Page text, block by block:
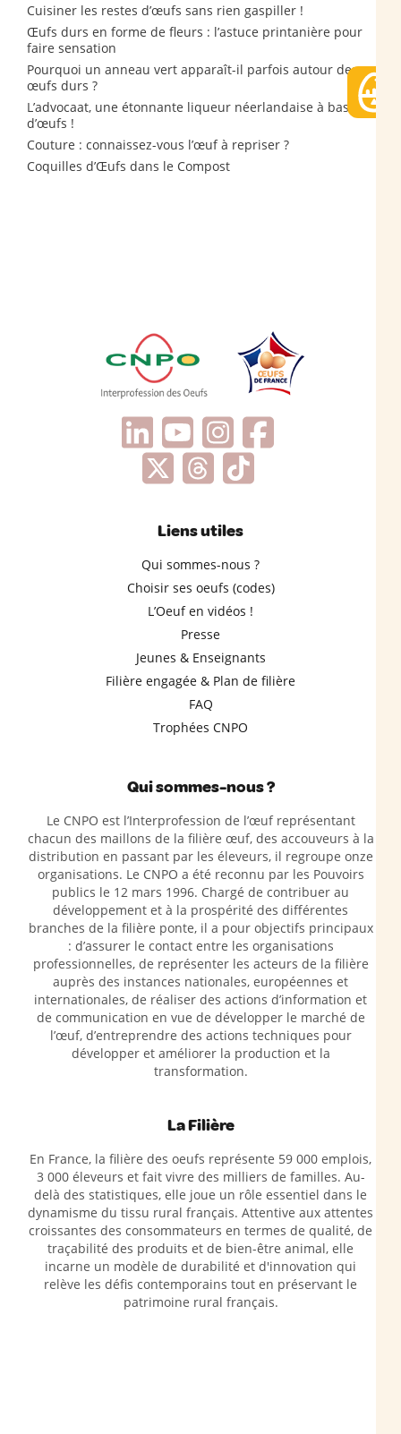
Cuisiner les restes d’œufs sans rien gaspiller !
Œufs durs en forme de fleurs : l’astuce printanière pour
faire sensation
Pourquoi un anneau vert apparaît-il parfois autour des
œufs durs ?
L’advocaat, une étonnante liqueur néerlandaise à base
d’œufs !
Couture : connaissez-vous l’œuf à repriser ?
Coquilles d’Œufs dans le Compost
Liens utiles
Qui sommes-nous ?
Choisir ses oeufs (codes)
L’Oeuf en vidéos !
Presse
Jeunes & Enseignants
Filière engagée & Plan de filière
FAQ
Trophées CNPO
Qui sommes-nous ?
Le CNPO est l’Interprofession de l’œuf représentant
chacun des maillons de la filière œuf, des accouveurs à la
distribution en passant par les éleveurs, il regroupe onze
organisations. Le CNPO a été reconnu par les Pouvoirs
publics le 12 mars 1996. Chargé de contribuer au
développement et à la prospérité des différentes
branches de la filière ponte, il a pour objectifs principaux
: d’assurer le contact entre les organisations
professionnelles, de représenter les acteurs de la filière
auprès des instances nationales, européennes et
internationales, de réaliser des actions d’information et
de communication en vue de développer le marché de
l’œuf, d’entreprendre des actions techniques pour
développer et améliorer la production et la
transformation.
La Filière
En France, la filière des oeufs représente 59 000 emplois,
3 000 éleveurs et fait vivre des milliers de familles. Au-
delà des statistiques, elle joue un rôle essentiel dans le
dynamisme du tissu rural français. Attentive aux attentes
croissantes des consommateurs en termes de qualité, de
traçabilité des produits et de bien-être animal, elle
incarne un modèle de durabilité et d'innovation qui
relève les défis contemporains tout en préservant le
patrimoine rural français.